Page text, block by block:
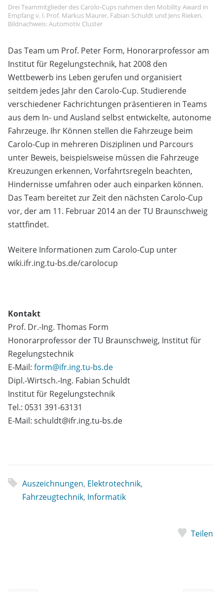
Drei Teammitglieder des Carolo-Cups nahmen den Mobility Award in
Empfang v. l. Prof. Markus Maurer, Fabian Schuldt und Jens Rieken.
Bildnachweis: Automotiv Cluster
Das Team um Prof. Peter Form, Honorarprofessor am
Institut für Regelungstechnik, hat 2008 den
Wettbewerb ins Leben gerufen und organisiert
seitdem jedes Jahr den Carolo-Cup. Studierende
verschiedener Fachrichtungen präsentieren in Teams
aus dem In- und Ausland selbst entwickelte, autonome
Fahrzeuge. Ihr Können stellen die Fahrzeuge beim
Carolo-Cup in mehreren Disziplinen und Parcours
unter Beweis, beispielsweise müssen die Fahrzeuge
Kreuzungen erkennen, Vorfahrtsregeln beachten,
Hindernisse umfahren oder auch einparken können.
Das Team bereitet zur Zeit den nächsten Carolo-Cup
vor, der am 11. Februar 2014 an der TU Braunschweig
stattfindet.
Weitere Informationen zum Carolo-Cup unter
wiki.ifr.ing.tu-bs.de/carolocup
Kontakt
Prof. Dr.-Ing. Thomas Form
Honorarprofessor der TU Braunschweig, Institut für
Regelungstechnik
E-Mail: form@ifr.ing.tu-bs.de
Dipl.-Wirtsch.-Ing. Fabian Schuldt
Institut für Regelungstechnik
Tel.: 0531 391-63131
E-Mail: schuldt@ifr.ing.tu-bs.de
Auszeichnungen, Elektrotechnik,
Fahrzeugtechnik, Informatik
Teilen